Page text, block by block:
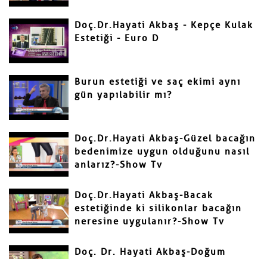
Yorumunuz
Gönder
Doç.Dr.Hayati Akbaş - Kepçe Kulak
Estetiği - Euro D
Burun estetiği ve saç ekimi aynı
gün yapılabilir mı?
Doç.Dr.Hayati Akbaş-Güzel bacağın
bedenimize uygun olduğunu nasıl
anlarız?-Show Tv
Doç.Dr.Hayati Akbaş-Bacak
estetiğinde ki silikonlar bacağın
neresine uygulanır?-Show Tv
Doç. Dr. Hayati Akbaş-Doğum